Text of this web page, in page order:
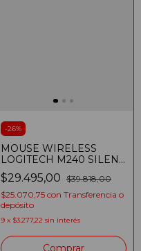
-26%
MOUSE WIRELESS
LOGITECH M240 SILENT
BLUETOOTH WHITE
007116
$29.495,00 $39.818,00
$25.070,75 con Transferencia o
depósito
9 x $3.277,22 sin interés